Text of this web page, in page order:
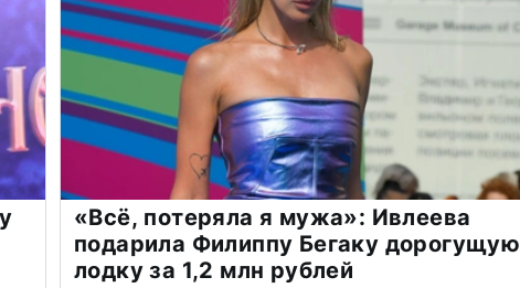
«Всё, потеряла я мужа»: Ивлеева
подарила Филиппу Бегаку дорогущую
лодку за 1,2 млн рублей